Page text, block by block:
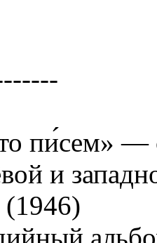
пи́сем» —
и
(1946)